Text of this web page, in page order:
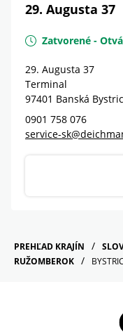
29. Augusta 37
Zatvorené -
29. Augusta 37
Terminal
97401 Banská
0901 758 076
service-
PREHĽAD KRAJÍN
RUŽOMBEROK